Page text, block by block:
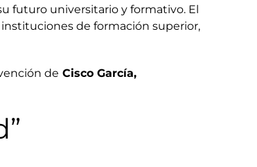
futuro universitario y formativo. El
de formación superior,
de Cisco García,